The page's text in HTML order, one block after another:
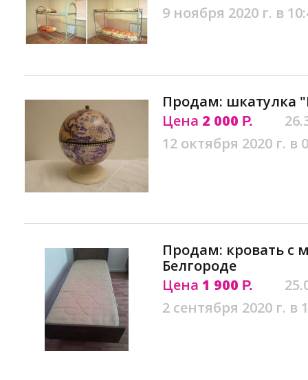
9 ноября 2020 г. в
Продам: шкатулка
Цена 2 000 Р.
12 октября 2020 г. в
Продам: кровать с
Белгороде
Цена 1 900 Р.
2 сентября 2020 г. в